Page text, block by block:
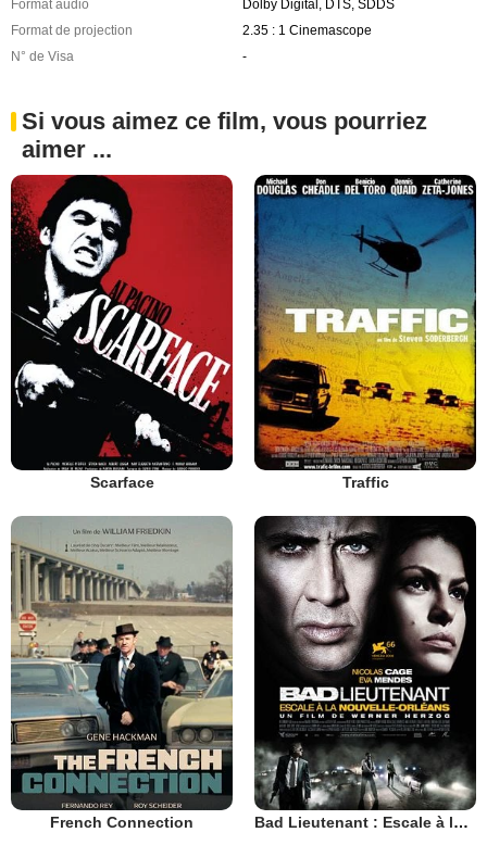
Format audio
Dolby Digital, DTS, SDDS
Format de projection
2.35 : 1 Cinemascope
N° de Visa
-
Si vous aimez ce film, vous pourriez
aimer ...
Scarface Traffic
French Connection Bad Lieutenant : Escale à la Nouvelle-Orléans